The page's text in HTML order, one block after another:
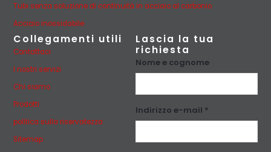
Tubi senza soluzione di continuità in acciaio al carbonio
Acciaio inossidabile
Collegamenti utili
Contattaci
I nostri servizi
Chi siamo
Prodotti
politica sulla riservatezza
Sitemap
Lascia la tua
richiesta
Nome e cognome
Indirizzo e-mail *